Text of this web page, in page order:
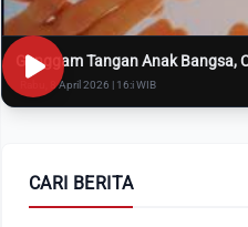
Genggam Tangan Anak Bangsa,
Rabu, 8 April 2026 | 16:i WIB
CARI BERITA